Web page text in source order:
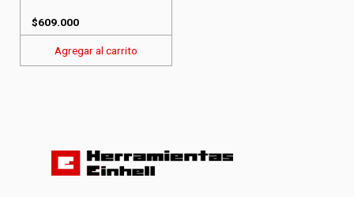
$609.000
Agregar al carrito